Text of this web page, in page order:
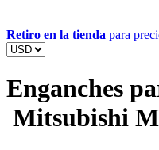
Retiro en la tienda para
Enganches
Mitsubishi